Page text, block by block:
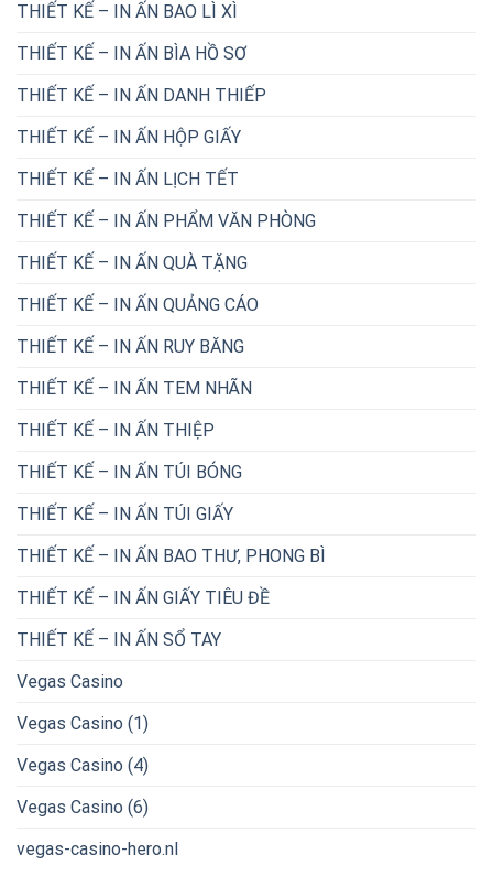
THIẾT KẾ – IN ẤN BAO LÌ XÌ
THIẾT KẾ – IN ẤN BÌA HỒ SƠ
THIẾT KẾ – IN ẤN DANH THIẾP
THIẾT KẾ – IN ẤN HỘP GIẤY
THIẾT KẾ – IN ẤN LỊCH TẾT
THIẾT KẾ – IN ẤN PHẨM VĂN PHÒNG
THIẾT KẾ – IN ẤN QUÀ TẶNG
THIẾT KẾ – IN ẤN QUẢNG CÁO
THIẾT KẾ – IN ẤN RUY BĂNG
THIẾT KẾ – IN ẤN TEM NHÃN
THIẾT KẾ – IN ẤN THIỆP
THIẾT KẾ – IN ẤN TÚI BÓNG
THIẾT KẾ – IN ẤN TÚI GIẤY
THIẾT KẾ – IN ẤN BAO THƯ, PHONG BÌ
THIẾT KẾ – IN ẤN GIẤY TIÊU ĐỀ
THIẾT KẾ – IN ẤN SỔ TAY
Vegas Casino
Vegas Casino (1)
Vegas Casino (4)
Vegas Casino (6)
vegas-casino-hero.nl